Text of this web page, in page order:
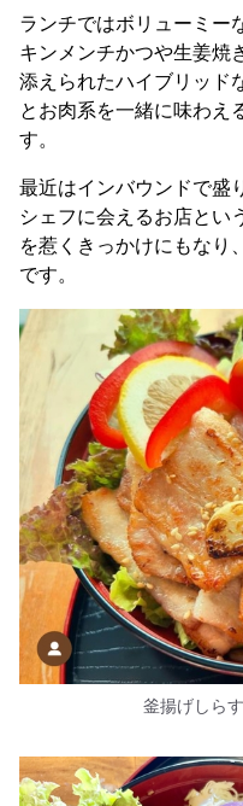
ランチではボリューミー
キンメンチかつや生姜焼
添えられたハイブリッド
とお肉系を一緒に味わえ
す。
最近はインバウンドで盛
シェフに会えるお店とい
を惹くきっかけにもなり
です。
釜揚げしら